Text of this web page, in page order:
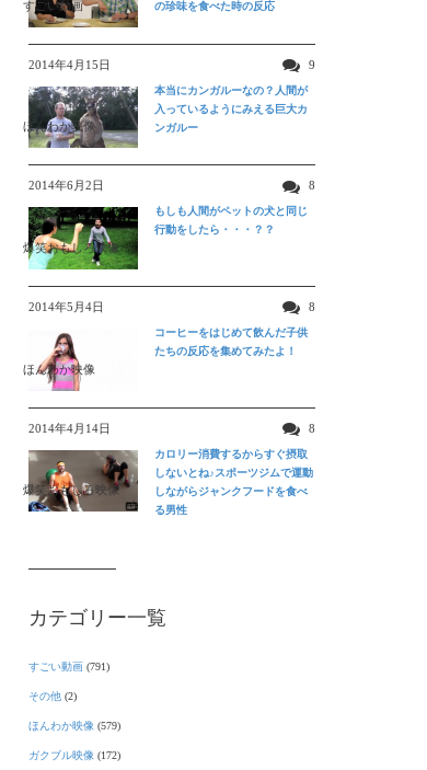
すごい動画
の珍味を食べた時の反応
2014年4月15日 9
ほんわか映像
本当にカンガルーなの？人間が
入っているようにみえる巨大カ
ンガルー
2014年6月2日 8
爆笑おもしろ映像
もしも人間がペットの犬と同じ
行動をしたら・・・？？
2014年5月4日 8
ほんわか映像
コーヒーをはじめて飲んだ子供
たちの反応を集めてみたよ！
2014年4月14日 8
爆笑おもしろ映像
カロリー消費するからすぐ摂取
しないとね♪スポーツジムで運動
しながらジャンクフードを食べ
る男性
カテゴリー一覧
すごい動画 (791)
その他 (2)
ほんわか映像 (579)
ガクブル映像 (172)